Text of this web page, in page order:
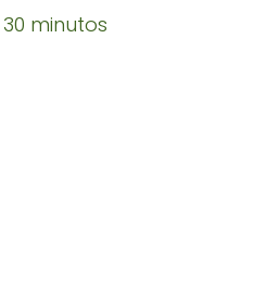
minutos